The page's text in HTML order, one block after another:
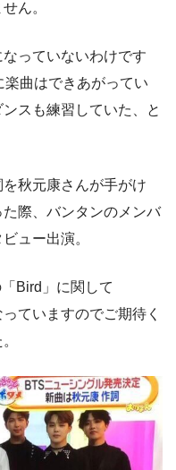
ん。
っていないわけです
曲はできあがってい
スも練習していた、と
秋元康さんが手がけ
際、バンタンのメンバ
ュー出演。
Bird」に関して
ていますのでご期待く